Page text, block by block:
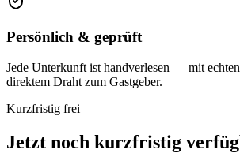
Persönlich & geprüft
Jede Unterkunft ist handverlesen — mit
direktem Draht zum Gastgeber.
Kurzfristig frei
Jetzt noch kurzfristig